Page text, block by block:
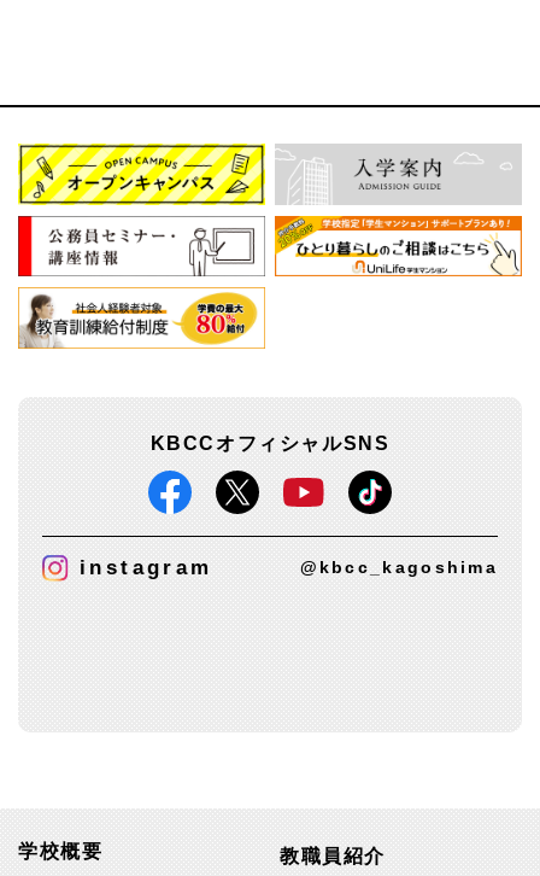
KBCCオフィシャルSNS
instagram @kbcc_kagoshima
学校概要
教職員紹介